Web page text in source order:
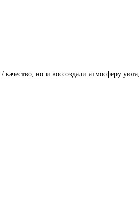
качество, но и воссоздали атмосферу